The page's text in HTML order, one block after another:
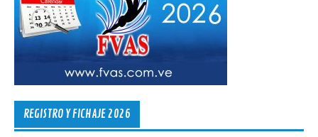
REGISTRO Y FICHAJE 2026